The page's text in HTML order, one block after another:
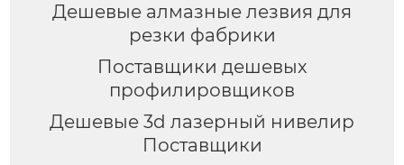
Дешевые алмазные лезвия для
резки фабрики
Поставщики дешевых
профилировщиков
Дешевые 3d лазерный нивелир
Поставщики